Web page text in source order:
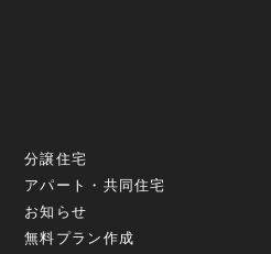
分譲住宅
アパート・共同住宅
お知らせ
無料プラン作成